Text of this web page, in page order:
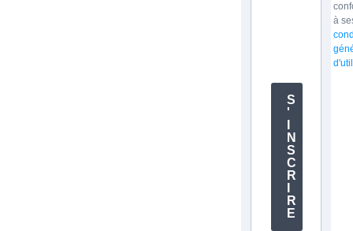
à
S
'
N
S
C
R
R
E